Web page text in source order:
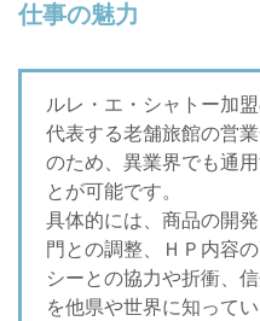
仕事の魅力
ルレ・エ・シャトー加
代表する老舗旅館の営
のため、異業界でも通
とが可能です。
具体的には、商品の開
門との調整、ＨＰ内容
シーとの協力や折衝、
を他県や世界に知って